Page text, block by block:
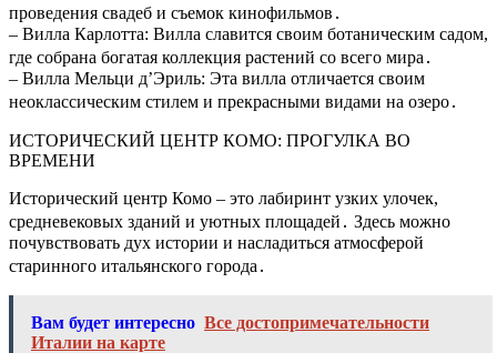
проведения свадеб и съемок кинофильмов․
– Вилла Карлотта: Вилла славится своим ботаническим садом,
где собрана богатая коллекция растений со всего мира․
– Вилла Мельци д’Эриль: Эта вилла отличается своим
неоклассическим стилем и прекрасными видами на озеро․
ИСТОРИЧЕСКИЙ ЦЕНТР КОМО: ПРОГУЛКА ВО
ВРЕМЕНИ
Исторический центр Комо – это лабиринт узких улочек,
средневековых зданий и уютных площадей․ Здесь можно
почувствовать дух истории и насладиться атмосферой
старинного итальянского города․
Вам будет интересно Все достопримечательности
Италии на карте